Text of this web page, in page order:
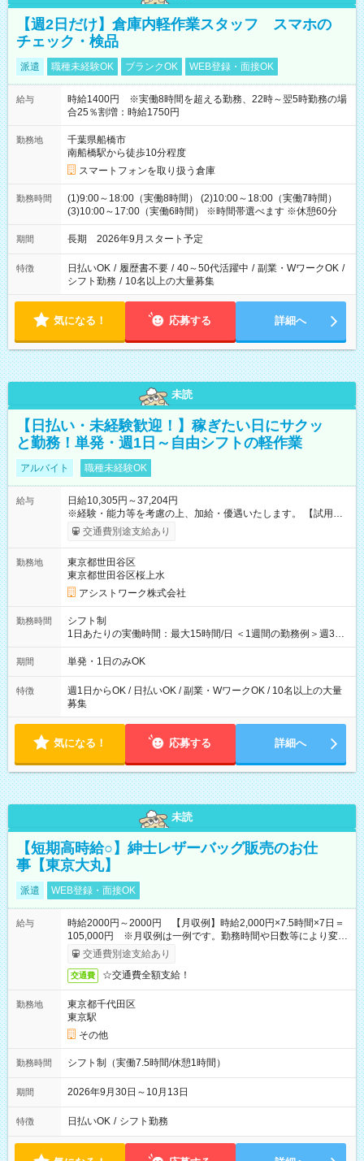
【週2日だけ】倉庫内軽作業スタッフ スマホの
チェック・検品
派遣 職種未経験OK ブランクOK WEB登録・面接OK
給与
時給1400円 ※実働8時間を超える勤務、22時～翌5時勤務の場
合25％割増：時給1750円
勤務地
千葉県船橋市
南船橋駅から徒歩10分程度
スマートフォンを取り扱う倉庫
勤務時間
(1)9:00～18:00（実働8時間） (2)10:00～18:00（実働7時間）
(3)10:00～17:00（実働6時間） ※時間帯選べます ※休憩60分
期間 長期 2026年9月スタート予定
特徴 日払いOK / 履歴書不要 / 40～50代活躍中 / 副業・WワークOK /
シフト勤務 / 10名以上の大量募集
気になる！ 応募する 詳細へ
未読
【日払い・未経験歓迎！】稼ぎたい日にサクッ
と勤務！単発・週1日～自由シフトの軽作業
アルバイト 職種未経験OK
給与
日給10,305円～37,204円
※経験・能力等を考慮の上、加給・優遇いたします。 【試用期
間】試用期間なし
交通費別途支給あり
勤務地
東京都世田谷区
東京都世田谷区桜上水
アシストワーク株式会社
勤務時間
シフト制
1日あたりの実働時間：最大15時間/日 ＜1週間の勤務例＞週3回
勤務 勤務：月・水・金 休み：火・木・土・日 好きな時にお仕事
可能です！ ※1日あたりの最大実働時間は日勤、夜勤共に勤務し
期間 単発・1日のみOK
特徴
週1日からOK / 日払いOK / 副業・WワークOK / 10名以上の大量
募集
気になる！ 応募する 詳細へ
未読
【短期高時給○】紳士レザーバッグ販売のお仕
事【東京大丸】
派遣 WEB登録・面接OK
給与
時給2000円～2000円 【月収例】時給2,000円×7.5時間×7日＝
105,000円 ※月収例は一例です。勤務時間や日数等により変動
いたします。
交通費別途支給あり
交通費 ☆交通費全額支給！
勤務地
東京都千代田区
東京駅
その他
勤務時間 シフト制（実働7.5時間/休憩1時間）
期間 2026年9月30日～10月13日
特徴 日払いOK / シフト勤務